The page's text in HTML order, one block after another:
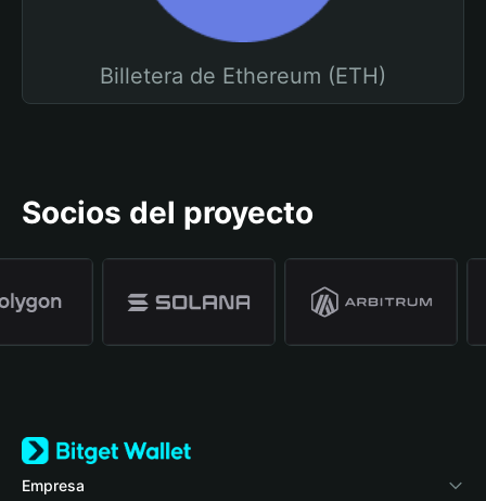
Billetera de Ethereum (ETH)
Socios del proyecto
Empresa